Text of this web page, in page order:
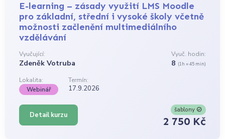
E-learning – zásady využití LMS Moodle
pro základní, střední i vysoké školy včetně
možnosti začlenění multimediálního
vzdělávání
Vyučující:
Zdeněk Votruba
Vyuč. hodin:
8 (1h = 45 min)
Lokalita:
Termín:
Webinář
17.9.2026
Detail kurzu
šablony
2 750 Kč